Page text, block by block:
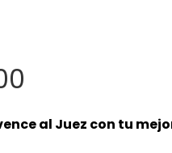
al Juez con tu